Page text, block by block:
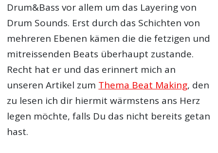
Drum&Bass vor allem um das Layering von
Drum Sounds. Erst durch das Schichten von
mehreren Ebenen kämen die die fetzigen und
mitreissenden Beats überhaupt zustande.
Recht hat er und das erinnert mich an
unseren Artikel zum Thema Beat Making, den
zu lesen ich dir hiermit wärmstens ans Herz
legen möchte, falls Du das nicht bereits getan
hast.